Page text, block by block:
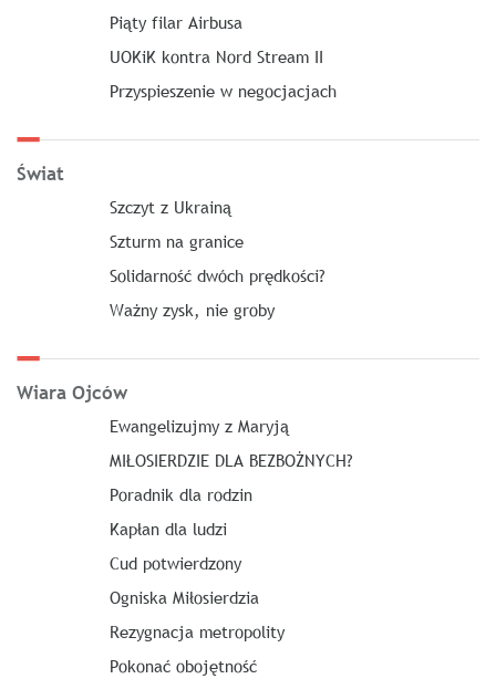
Piąty filar Airbusa
UOKiK kontra Nord Stream II
Przyspieszenie w negocjacjach
Świat
Szczyt z Ukrainą
Szturm na granice
Solidarność dwóch prędkości?
Ważny zysk, nie groby
Wiara Ojców
Ewangelizujmy z Maryją
MIŁOSIERDZIE DLA BEZBOŻNYCH?
Poradnik dla rodzin
Kapłan dla ludzi
Cud potwierdzony
Ogniska Miłosierdzia
Rezygnacja metropolity
Pokonać obojętność